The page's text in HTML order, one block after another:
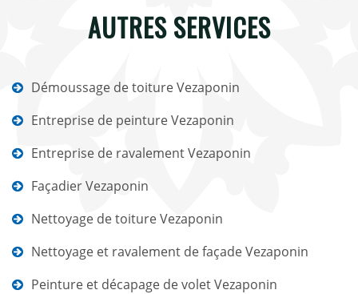
AUTRES SERVICES
Démoussage de toiture Vezaponin
Entreprise de peinture Vezaponin
Entreprise de ravalement Vezaponin
Façadier Vezaponin
Nettoyage de toiture Vezaponin
Nettoyage et ravalement de façade Vezaponin
Peinture et décapage de volet Vezaponin